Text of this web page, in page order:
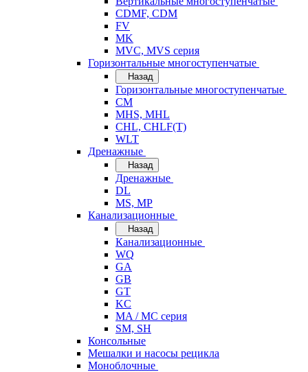
CDMF, CDM
FV
MK
MVC, MVS серия
Горизонтальные многоступенчатые
Назад
Горизонтальные многоступенчатые
CM
MHS, MHL
CHL, CHLF(T)
WLT
Дренажные
Назад
Дренажные
DL
MS, MP
Канализационные
Назад
Канализационные
WQ
GA
GB
GT
KC
MA / MC серия
SM, SH
Консольные
Мешалки и насосы рецикла
Моноблочные